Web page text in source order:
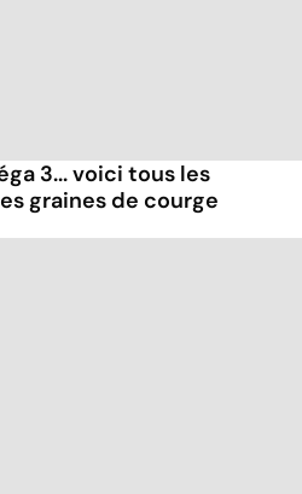
3... voici tous les
graines de courge